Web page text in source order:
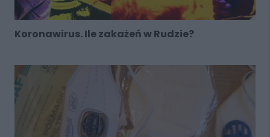
Koronawirus. Ile zakażeń w Rudzie?